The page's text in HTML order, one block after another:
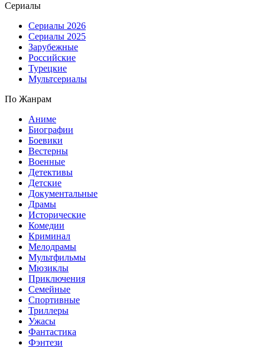
Сериалы
Сериалы 2026
Сериалы 2025
Зарубежные
Российские
Турецкие
Мультсериалы
По Жанрам
Аниме
Биографии
Боевики
Вестерны
Военные
Детективы
Детские
Документальные
Драмы
Исторические
Комедии
Криминал
Мелодрамы
Мультфильмы
Мюзиклы
Приключения
Семейные
Спортивные
Триллеры
Ужасы
Фантастика
Фэнтези